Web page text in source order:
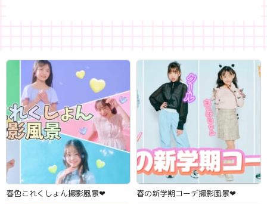
春色これくしょん撮影風景‪‪❤︎‬ 春の新学期コーデ撮影風景‪‪❤︎‬